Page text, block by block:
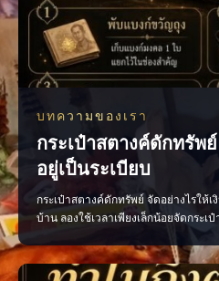
บทความของเรา
กระเป๋าสตางค์ดักทรัพ
อยู่เป็นระเบียบ
กระเป๋าสตางค์ดักทรัพย์ จัดอย่างไรให้เ
บ้าน ลองใช้เวลาเพียงเล็กน้อยจัดกระเ
ตามความเชื่อถือว่าเป็นการเปิดทางรับ
แยกไว้ ไม่ควรนำออกมาใช้ • เรียงธน
หัวแบงก์เข้าด้านใน • นำใบเสร็จ บิลเ